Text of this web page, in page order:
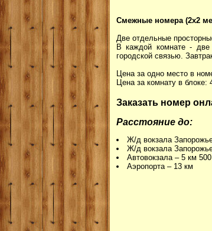
Смежные номера (2х2
Две отдельные
В каждой комнате - две
городской связью.
Цена за одно место в
Цена за комнату в блоке:
Заказать номер
Расстояние до:
Ж/д вокзала
Ж/д вокзала
Автовокзала – 5 км
Аэропорта – 13 км